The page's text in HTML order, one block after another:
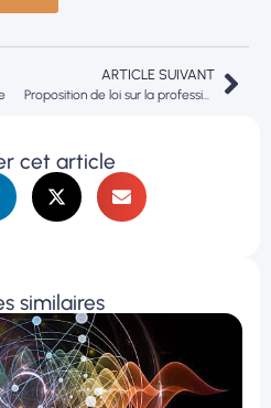
cet article
similaires
ARTICLE SUIVANT
Proposition de loi sur la profession d’infirmier